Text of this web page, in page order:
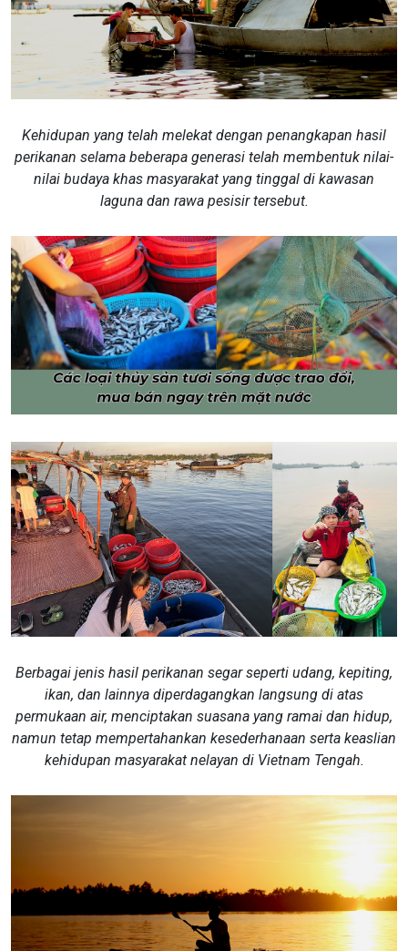
​​​​​​Kehidupan yang telah melekat dengan penangkapan hasil
perikanan selama beberapa generasi telah membentuk nilai-
nilai budaya khas masyarakat yang tinggal di kawasan
laguna dan rawa pesisir tersebut.
Berbagai jenis hasil perikanan segar seperti udang, kepiting,
ikan, dan lainnya diperdagangkan langsung di atas
permukaan air, menciptakan suasana yang ramai dan hidup,
namun tetap mempertahankan kesederhanaan serta keaslian
kehidupan masyarakat nelayan di Vietnam Tengah.